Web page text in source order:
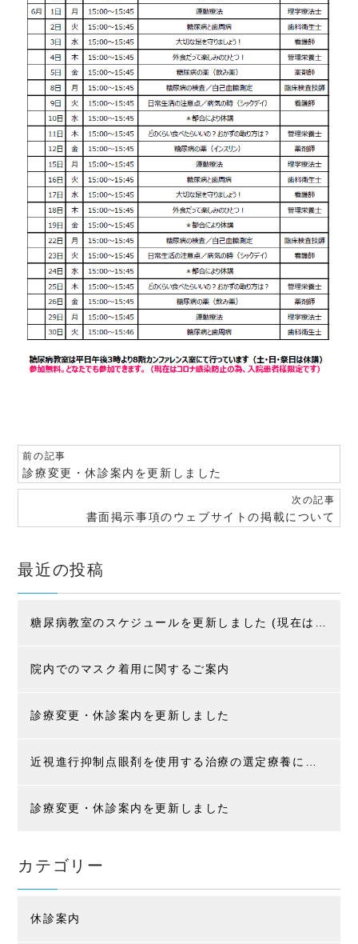
前の記事
診療変更・休診案内を更新しました
次の記事
書面掲示事項のウェブサイトの掲載について
最近の投稿
院内でのマスク着用に関するご案内
診療変更・休診案内を更新しました
診療変更・休診案内を更新しました
カテゴリー
休診案内